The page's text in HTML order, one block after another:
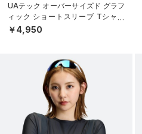
UAテック オーバーサイズド グラフ
ィック ショートスリーブ Tシャツ
（トレーニング/WOMEN）
￥4,950